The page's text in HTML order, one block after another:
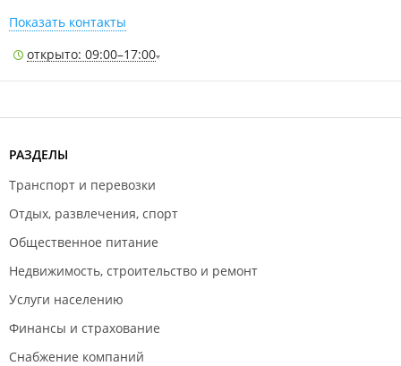
Показать контакты
открыто: 09:00–17:00
РАЗДЕЛЫ
Транспорт и перевозки
Отдых, развлечения, спорт
Общественное питание
Недвижимость, строительство и ремонт
Услуги населению
Финансы и страхование
Снабжение компаний